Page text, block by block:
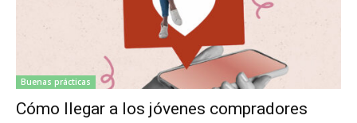
Buenas prácticas
Cómo llegar a los jóvenes compradores